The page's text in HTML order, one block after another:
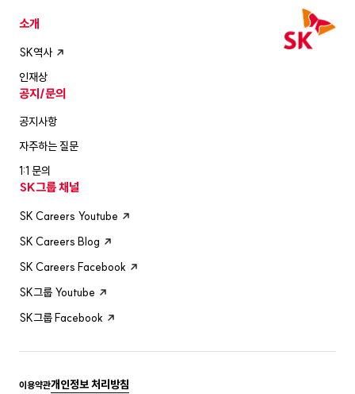
소개
SK역사
인재상
공지/문의
공지사항
자주하는 질문
1:1 문의
SK그룹 채널
SK Careers Youtube
SK Careers Blog
SK Careers Facebook
SK그룹 Youtube
SK그룹 Facebook
이용약관개인정보 처리방침